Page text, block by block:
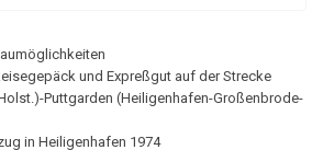
und Expreßgut auf der Strecke
Puttgarden (Heiligenhafen-Großenbrode-
in Heiligenhafen 1974